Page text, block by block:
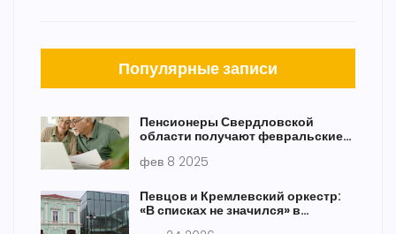
Популярные записи
Пенсионеры Свердловской
области получают февральские
фев 8 2025
Певцов и Кремлевский оркестр:
«В списках не значился» в